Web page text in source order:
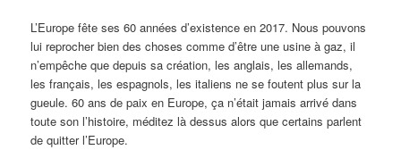
L’Europe fête ses 60 années d’existence en 2017. Nous pouvons
lui reprocher bien des choses comme d’être une usine à gaz, il
n’empêche que depuis sa création, les anglais, les allemands,
les français, les espagnols, les italiens ne se foutent plus sur la
gueule. 60 ans de paix en Europe, ça n’était jamais arrivé dans
toute son l’histoire, méditez là dessus alors que certains parlent
de quitter l’Europe.